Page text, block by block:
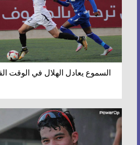
السموع يعادل الهلال في الوقت